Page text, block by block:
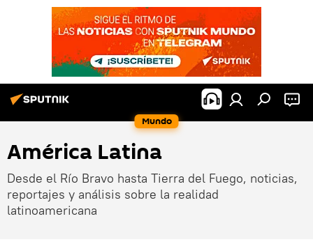
Mundo
América Latina
Desde el Río Bravo hasta Tierra del Fuego, noticias,
reportajes y análisis sobre la realidad
latinoamericana